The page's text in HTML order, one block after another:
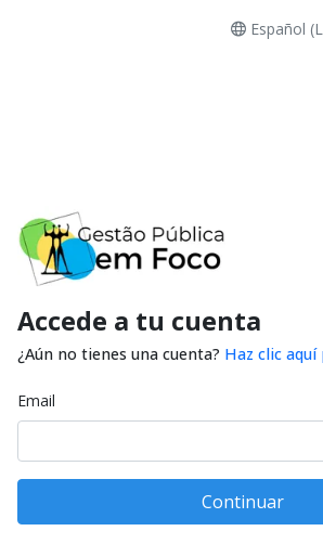
Español
Accede a tu cuenta
¿Aún no tienes una cuenta? Haz clic
Email
Continuar